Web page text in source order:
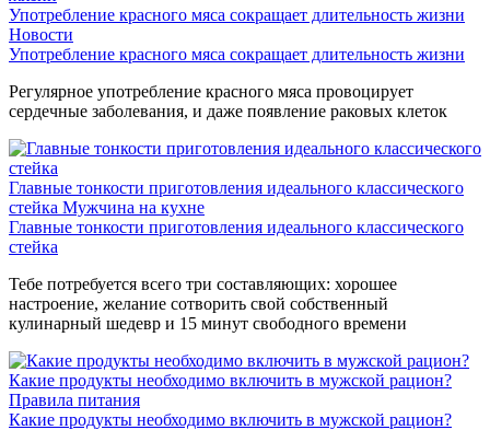
Употребление красного мяса сокращает длительность жизни
Новости
Употребление красного мяса сокращает длительность жизни
Регулярное употребление красного мяса провоцирует
сердечные заболевания, и даже появление раковых клеток
Главные тонкости приготовления идеального классического
стейка Мужчина на кухне
Главные тонкости приготовления идеального классического
стейка
Тебе потребуется всего три составляющих: хорошее
настроение, желание сотворить свой собственный
кулинарный шедевр и 15 минут свободного времени
Какие продукты необходимо включить в мужской рацион?
Правила питания
Какие продукты необходимо включить в мужской рацион?